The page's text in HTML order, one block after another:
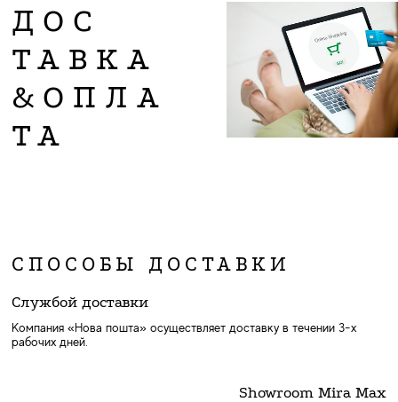
ДОС
ТАВКА
&ОПЛА
ТА
СПОСОБЫ ДОСТАВКИ
Службой доставки
Компания «Нова пошта» осуществляет доставку в течении 3-х
рабочих дней.
Showroom Mira Max